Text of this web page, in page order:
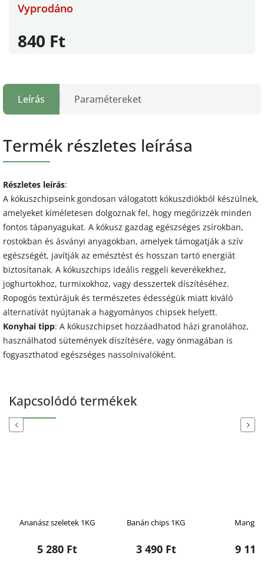
840 Ft
Vyprodáno
Leírás Paramétereket
Termék részletes leírása
Részletes leírás:
A kókuszchipseink gondosan válogatott kókuszdiókból készülnek,
amelyeket kíméletesen dolgoznak fel, hogy megőrizzék minden
fontos tápanyagukat. A kókusz gazdag egészséges zsírokban,
rostokban és ásványi anyagokban, amelyek támogatják a szív
egészségét, javítják az emésztést és hosszan tartó energiát
biztosítanak. A kókuszchips ideális reggeli keverékekhez,
joghurtokhoz, turmixokhoz, vagy desszertek díszítéséhez.
Ropogós textúrájuk és természetes édességük miatt kiváló
alternatívát nyújtanak a hagyományos chipsek helyett.
Konyhai tipp: A kókuszchipset hozzáadhatod házi granolához,
használhatod sütemények díszítésére, vagy önmagában is
fogyaszthatod egészséges nassolnivalóként.
Kapcsolódó termékek
Previous
Ananász szeletek 1KG
5 280 Ft
Banán chips 1KG
3 490 Ft
Mangó
9
Next